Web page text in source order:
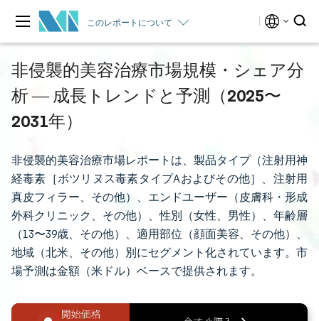
このレポートについて
非侵襲的美容治療市場規模・シェア分
析 ― 成長トレンドと予測（2025〜
2031年）
非侵襲的美容治療市場レポートは、製品タイプ（注射用神
経毒素［ボツリヌス毒素タイプAおよびその他］、注射用
真皮フィラー、その他）、エンドユーザー（皮膚科・形成
外科クリニック、その他）、性別（女性、男性）、年齢層
（13〜39歳、その他）、適用部位（顔面美容、その他）、
地域（北米、その他）別にセグメント化されています。市
場予測は金額（米ドル）ベースで提供されます。